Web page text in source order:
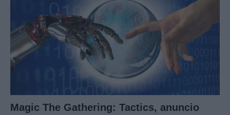
Magic The Gathering: Tactics, anuncio